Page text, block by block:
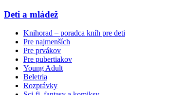
Deti a mládež
Knihorad – poradca kníh pre deti
Pre najmenších
Pre prvákov
Pre pubertiakov
Young Adult
Beletria
Rozprávky